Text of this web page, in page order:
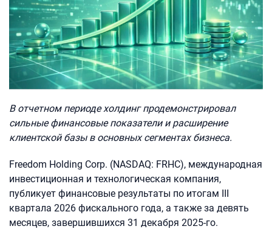
В отчетном периоде холдинг продемонстрировал
сильные финансовые показатели и расширение
клиентской базы в основных сегментах бизнеса.
Freedom Holding Corp. (NASDAQ: FRHC), международная
инвестиционная и технологическая компания,
публикует финансовые результаты по итогам III
квартала 2026 фискального года, а также за девять
месяцев, завершившихся 31 декабря 2025-го.